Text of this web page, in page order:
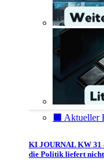
⬛️ Aktueller
KI JOURNAL KW 31
die Politik liefert nicht